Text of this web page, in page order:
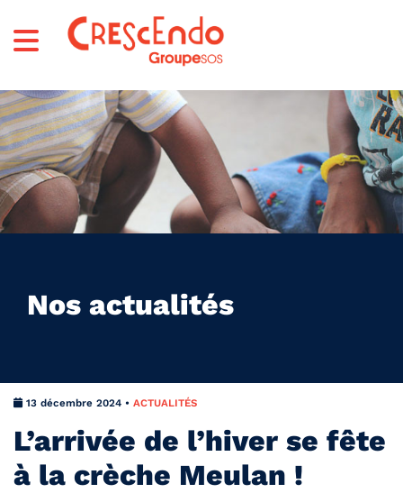
Nos actualités
13 décembre 2024 • ACTUALITÉS
L’arrivée de l’hiver se fête
à la crèche Meulan !